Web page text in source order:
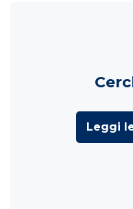
Leggi